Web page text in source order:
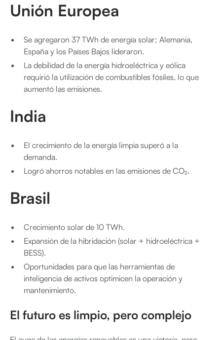
Unión Europea
Se agregaron 37 TWh de energía solar; Alemania,
España y los Países Bajos lideraron.
La debilidad de la energía hidroeléctrica y eólica
requirió la utilización de combustibles fósiles, lo que
aumentó las emisiones.
India
El crecimiento de la energía limpia superó a la
demanda.
Logró ahorros notables en las emisiones de CO₂.
Brasil
Crecimiento solar de 10 TWh.
Expansión de la hibridación (solar + hidroeléctrica +
BESS).
Oportunidades para que las herramientas de
inteligencia de activos optimicen la operación y
mantenimiento.
El futuro es limpio, pero complejo